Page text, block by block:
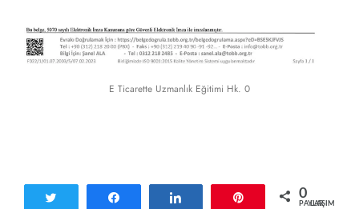
E Ticarette Uzmanlık Eğitimi Hk. 0
0
PAYLAŞIMLAR